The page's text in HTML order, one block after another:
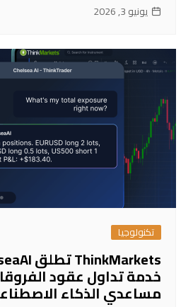
يونيو 3, 2026
تكنولوجيا
خدمة تداول عقود
مساعدي الذكاء